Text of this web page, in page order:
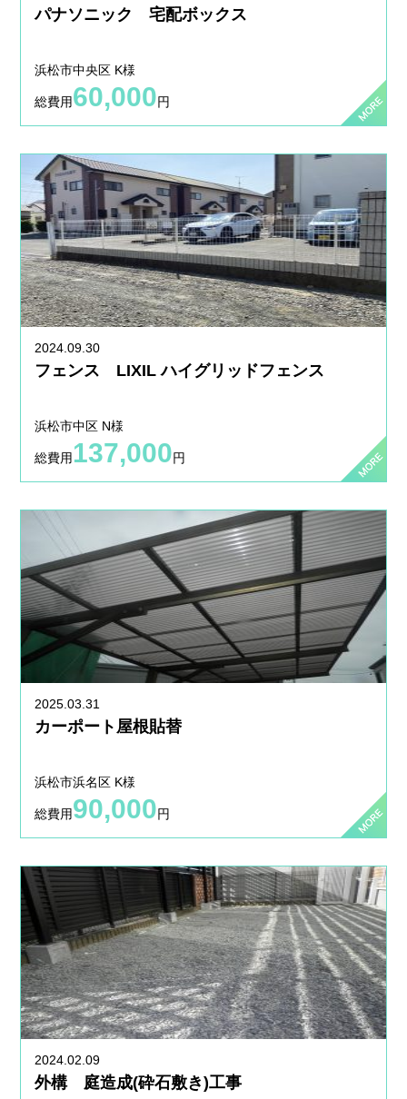
パナソニック 宅配ボックス
浜松市中央区 K様
総費用60,000円
2024.09.30
フェンス LIXIL ハイグリッドフェンス
浜松市中区 N様
総費用 137,000円
2025.03.31
カーポート屋根貼替
浜松市浜名区 K様
総費用90,000円
2024.02.09
外構 庭造成(砕石敷き)工事